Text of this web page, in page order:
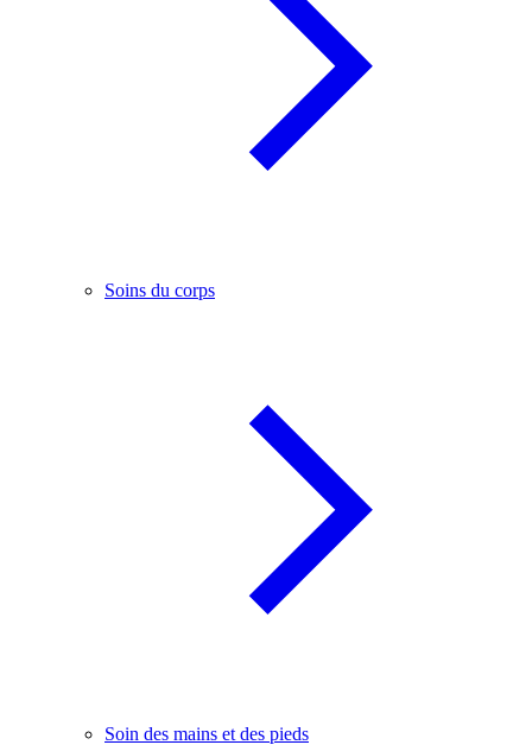
Soins du corps
Soin des mains et des pieds